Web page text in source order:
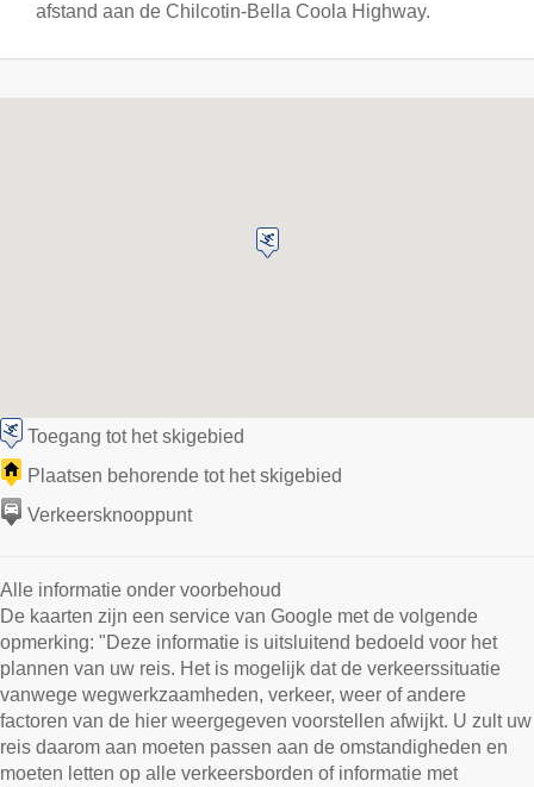
afstand aan de Chilcotin-Bella Coola Highway.
Toegang tot het skigebied
Plaatsen behorende tot het skigebied
Verkeersknooppunt
Alle informatie onder voorbehoud
De kaarten zijn een service van Google met de volgende
opmerking: "Deze informatie is uitsluitend bedoeld voor het
plannen van uw reis. Het is mogelijk dat de verkeerssituatie
vanwege wegwerkzaamheden, verkeer, weer of andere
factoren van de hier weergegeven voorstellen afwijkt. U zult uw
reis daarom aan moeten passen aan de omstandigheden en
moeten letten op alle verkeersborden of informatie met